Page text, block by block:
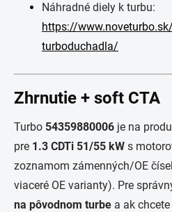
Náhradné diely k turbu:
https://
turboduchadla/
Zhrnutie + soft CTA
Turbo 54359880006 je na
pre 1.3 CDTi 51/55 kW s
zoznamom zámenných/OE
viaceré OE varianty). Pre
na pôvodnom turbe a ak